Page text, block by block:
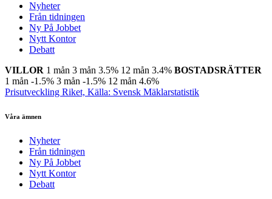
Nyheter
Från tidningen
Ny På Jobbet
Nytt Kontor
Debatt
VILLOR 1 mån 3 mån 3.5% 12 mån 3.4% BOSTADSRÄTTER
1 mån -1.5% 3 mån -1.5% 12 mån 4.6%
Prisutveckling Riket, Källa: Svensk Mäklarstatistik
Våra ämnen
Nyheter
Från tidningen
Ny På Jobbet
Nytt Kontor
Debatt